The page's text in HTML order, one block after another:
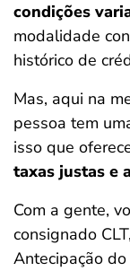
condições
modalidade
histórico de
Mas, aqui na
pessoa tem
isso que
taxas justas e
Com a gente,
consignado
Antecipação